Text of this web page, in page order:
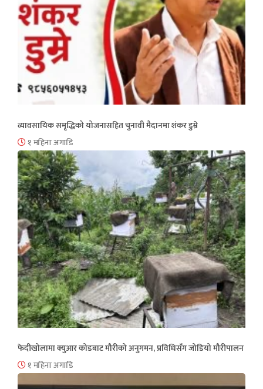
व्यावसायिक समृद्धिको योजनासहित चुनावी मैदानमा शंकर डुम्रे
१ महिना अगाडि
फेदीखोलामा क्युआर कोडबाट मौरीको अनुगमन, प्रविधिसँग जोडियो मौरीपालन
१ महिना अगाडि